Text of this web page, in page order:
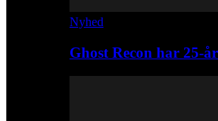
Nyhed
Ghost Recon har 25-